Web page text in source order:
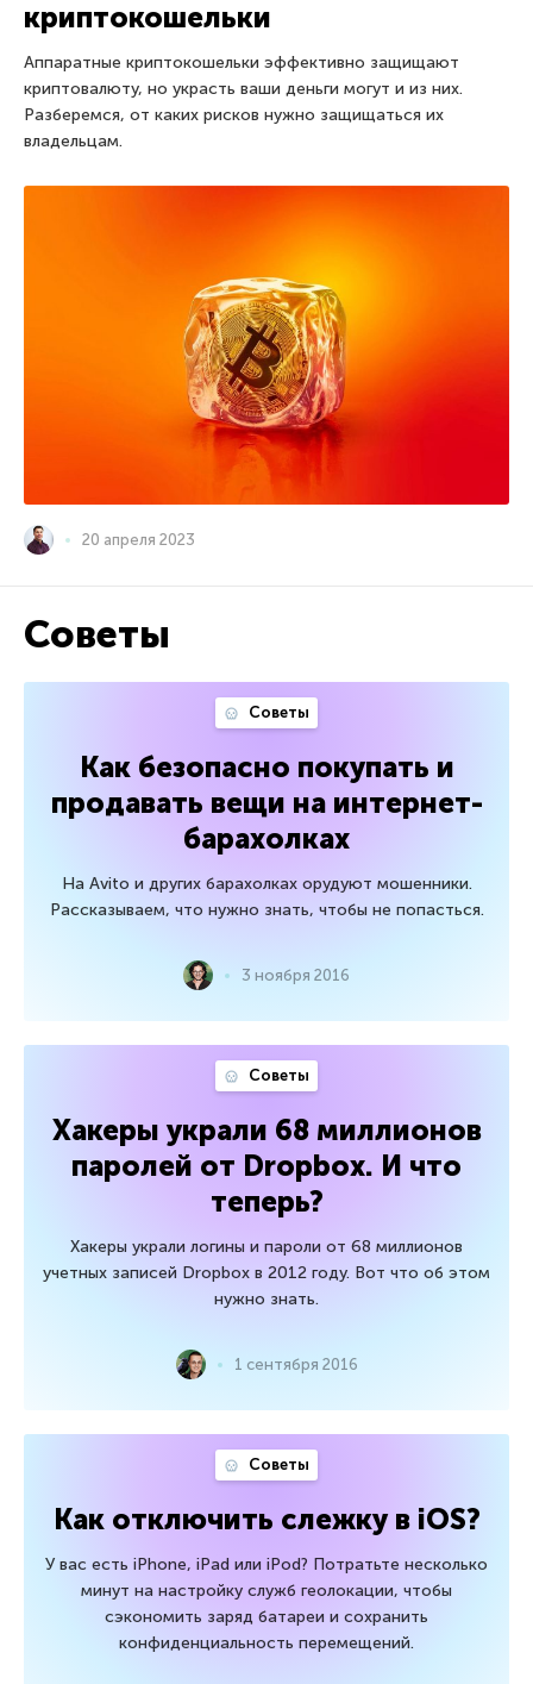
криптокошельки
Аппаратные криптокошельки эффективно защищают
криптовалюту, но украсть ваши деньги могут и из них.
Разберемся, от каких рисков нужно защищаться их
владельцам.
20 апреля 2023
Советы
Советы
Как безопасно покупать и
продавать вещи на интернет-
барахолках
На Avito и других барахолках орудуют мошенники.
Рассказываем, что нужно знать, чтобы не попасться.
3 ноября 2016
Советы
Хакеры украли 68 миллионов
паролей от Dropbox. И что
теперь?
Хакеры украли логины и пароли от 68 миллионов
учетных записей Dropbox в 2012 году. Вот что об этом
нужно знать.
1 сентября 2016
Советы
Как отключить слежку в iOS?
У вас есть iPhone, iPad или iPod? Потратьте несколько
минут на настройку служб геолокации, чтобы
сэкономить заряд батареи и сохранить
конфиденциальность перемещений.